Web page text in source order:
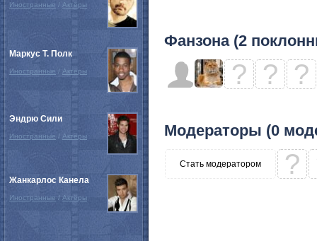
Фанзона (2
? ? ?
Модераторы (0
Стать модератором ?
Иностранные / Актёры
Маркус Т. Полк
Иностранные / Актёры
Эндрю Сили
Иностранные / Актёры
Жанкарлос Канела
Иностранные / Актёры